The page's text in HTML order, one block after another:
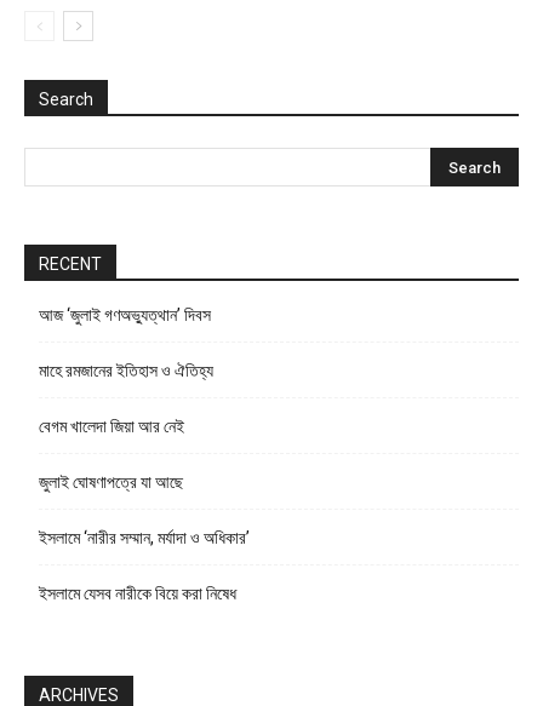
Search
RECENT
আজ ‘জুলাই গণঅভ্যুত্থান’ দিবস
মাহে রমজানের ইতিহাস ও ঐতিহ্য
বেগম খালেদা জিয়া আর নেই
জুলাই ঘোষণাপত্রে যা আছে
ইসলামে ‘নারীর সম্মান, মর্যাদা ও অধিকার’
ইসলামে যেসব নারীকে বিয়ে করা নিষেধ
ARCHIVES